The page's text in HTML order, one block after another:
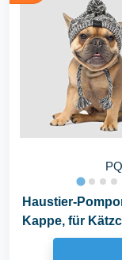
Haustier-
Kappe, für